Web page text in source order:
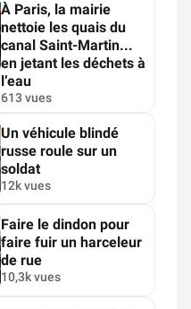
À Paris, la mairie
nettoie les quais du
canal Saint-Martin...
en jetant les déchets à
l’eau
613 vues
Un véhicule blindé
russe roule sur un
soldat
12k vues
Faire le dindon pour
faire fuir un harceleur
de rue
10,3k vues